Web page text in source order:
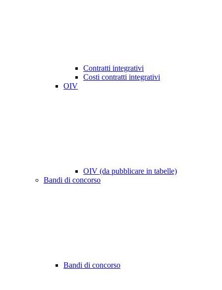
Contratti integrativi
Costi contratti integrativi
OIV
OIV (da pubblicare in tabelle)
Bandi di concorso
Bandi di concorso